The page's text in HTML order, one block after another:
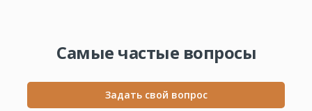
Самые частые вопросы
Задать свой вопрос